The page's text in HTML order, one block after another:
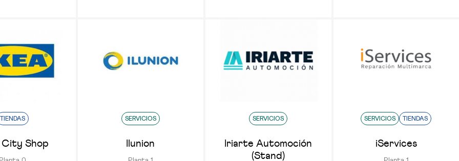
TIENDAS
City Shop
SERVICIOS
Ilunion
SERVICIOS
Iriarte Automoción
(Stand)
SERVICIOS TIENDAS
iServices